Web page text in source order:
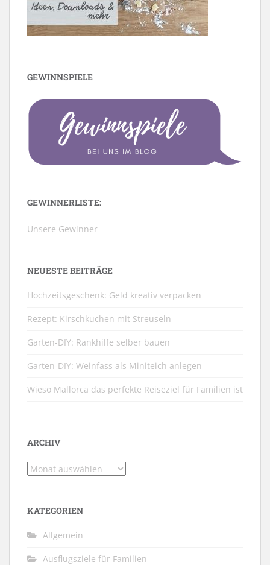
GEWINNSPIELE
GEWINNERLISTE:
Unsere Gewinner
NEUESTE BEITRÄGE
Hochzeitsgeschenk: Geld kreativ verpacken
Rezept: Kirschkuchen mit Streuseln
Garten-DIY: Rankhilfe selber bauen
Garten-DIY: Weinfass als Miniteich anlegen
Wieso Mallorca das perfekte Reiseziel für Familien ist
ARCHIV
Archiv
KATEGORIEN
Allgemein
Ausflugsziele für Familien